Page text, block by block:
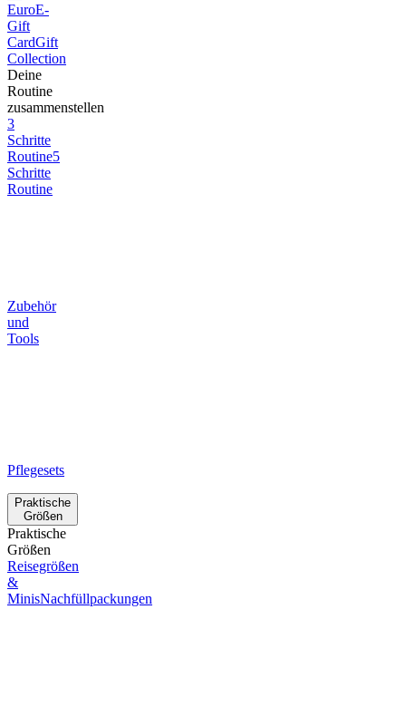
EuroE-
Gift
CardGift
Collection
Deine
Routine
zusammenstellen
3
Schritte
Routine5
Schritte
Routine
Zubehör
und
Tools
Pflegesets
Praktische
Größen
Praktische
Größen
Reisegrößen
&
MinisNachfüllpackungen